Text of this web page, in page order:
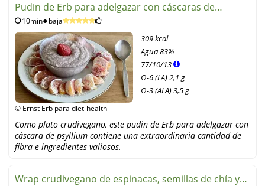
Pudin de Erb para adelgazar con cáscaras de
psyllium
10min baja
© Ernst Erb para diet-health
309 kcal
Agua83%
77/10/13
Ω-6 (LA) 2,1 g
Ω-3 (ALA) 3,5 g
Como plato crudivegano, este pudin de Erb para adelgazar con
cáscara de psyllium contiene una extraordinaria cantidad de
fibra e ingredientes valiosos.
Wrap crudivegano de espinacas, semillas de chía y